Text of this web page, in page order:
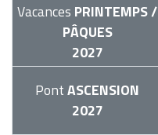
Vacances PRINTEMPS /
PÂQUES
2027
PontASCENSION
2027